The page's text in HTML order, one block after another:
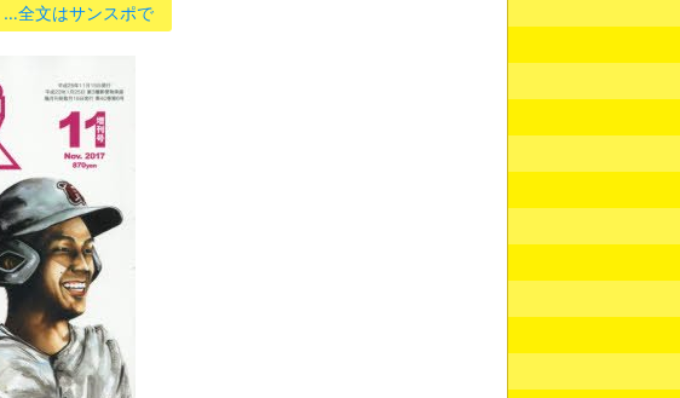
…全文はサンスポで